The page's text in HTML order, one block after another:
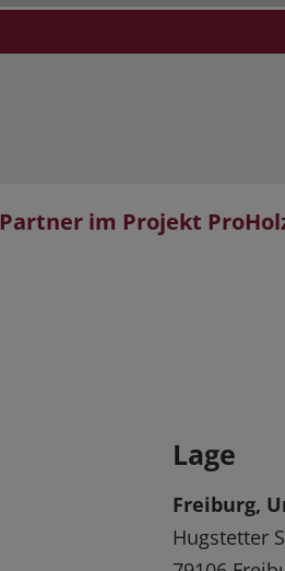
Partner im Projekt
Lage
Freiburg,
Hugstetter